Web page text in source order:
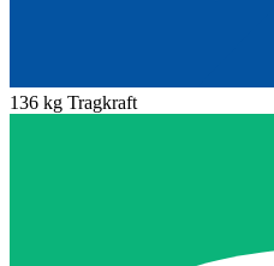
136 kg Tragkraft